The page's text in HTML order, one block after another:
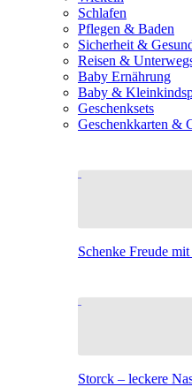
Schlafen
Pflegen & Baden
Sicherheit &
Reisen &
Baby Ernährung
Baby &
Geschenksets
Geschenkkarten &
Schenke Freude
Storck – leckere